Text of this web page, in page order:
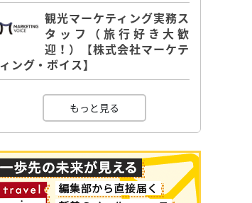
観光マーケティング実務ス
タッフ（旅行好き大歓
迎！）【株式会社マーケテ
ィング・ボイス】
もっと見る